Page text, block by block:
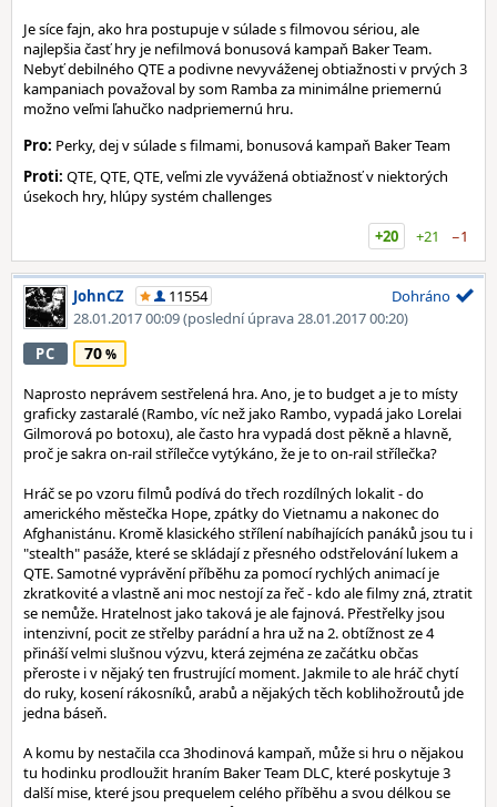
Je síce fajn, ako hra postupuje v súlade s filmovou sériou, ale
najlepšia časť hry je nefilmová bonusová kampaň Baker Team.
Nebyť debilného QTE a podivne nevyváženej obtiažnosti v prvých 3
kampaniach považoval by som Ramba za minimálne priemernú
možno veľmi ľahučko nadpriemernú hru.
Pro: Perky, dej v súlade s filmami, bonusová kampaň Baker Team
Proti: QTE, QTE, QTE, veľmi zle vyvážená obtiažnosť v niektorých
úsekoch hry, hlúpy systém challenges
+20
+21 −1
JohnCZ
11554
28.01.2017 00:09(poslední úprava 28.01.2017 00:20)
Dohráno
PC 70
Naprosto neprávem sestřelená hra. Ano, je to budget a je to místy
graficky zastaralé (Rambo, víc než jako Rambo, vypadá jako Lorelai
Gilmorová po botoxu), ale často hra vypadá dost pěkně a hlavně,
proč je sakra on-rail střílečce vytýkáno, že je to on-rail střílečka?
Hráč se po vzoru filmů podívá do třech rozdílných lokalit - do
amerického městečka Hope, zpátky do Vietnamu a nakonec do
Afghanistánu. Kromě klasického střílení nabíhajících panáků jsou tu i
"stealth" pasáže, které se skládají z přesného odstřelování lukem a
QTE. Samotné vyprávění příběhu za pomocí rychlých animací je
zkratkovité a vlastně ani moc nestojí za řeč - kdo ale filmy zná, ztratit
se nemůže. Hratelnost jako taková je ale fajnová. Přestřelky jsou
intenzivní, pocit ze střelby parádní a hra už na 2. obtížnost ze 4
přináší velmi slušnou výzvu, která zejména ze začátku občas
přeroste i v nějaký ten frustrující moment. Jakmile to ale hráč chytí
do ruky, kosení rákosníků, arabů a nějakých těch koblihožroutů jde
jedna báseň.
A komu by nestačila cca 3hodinová kampaň, může si hru o nějakou
tu hodinku prodloužit hraním Baker Team DLC, které poskytuje 3
další mise, které jsou prequelem celého příběhu a svou délkou se